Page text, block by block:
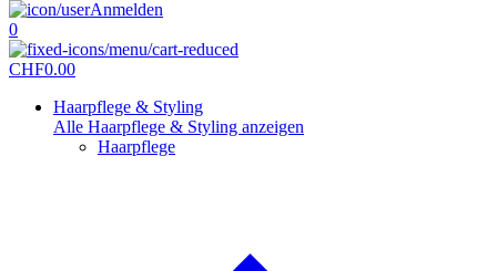
Anmelden
0
CHF0.00
Haarpflege & Styling
Alle Haarpflege & Styling anzeigen
Haarpflege